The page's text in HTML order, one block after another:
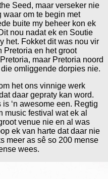
Seed, maar verseker nie
waar om te begin met
buite my beheer kon ek
nou nadat ek en Soutie
het. Fokket dit was nou vir
Pretoria en het groot
maar Pretoria noord
omliggende dorpies nie.
het ons vinnige werk
daar gepraty kan word.
‘n awesome een. Regtig
music festival wat ek al
venue nie en al was
ek van harte dat daar nie
meer as sê so 200 mense
wees.